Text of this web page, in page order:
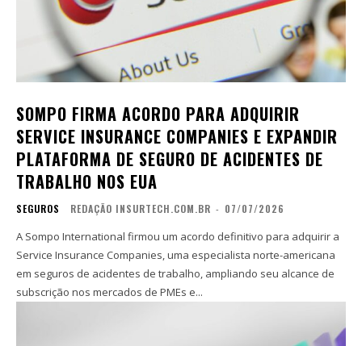
SOMPO FIRMA ACORDO PARA ADQUIRIR
SERVICE INSURANCE COMPANIES E EXPANDIR
PLATAFORMA DE SEGURO DE ACIDENTES DE
TRABALHO NOS EUA
SEGUROS REDAÇÃO INSURTECH.COM.BR - 07/07/2026
A Sompo International firmou um acordo definitivo para adquirir a
Service Insurance Companies, uma especialista norte-americana
em seguros de acidentes de trabalho, ampliando seu alcance de
subscrição nos mercados de PMEs e...